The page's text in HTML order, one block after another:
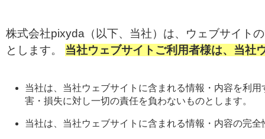
株式会社pixyda（以下、当社）は、ウェブサイト
とします。 当社ウェブサイトご利用者様は、当社
当社は、当社ウェブサイトに含まれる情報・内容を利
害・損失に対し一切の責任を負わないものとします。
当社は、当社ウェブサイトに含まれる情報・内容の完